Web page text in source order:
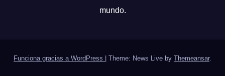
mundo.
Funciona gracias a WordPress | Theme: News Live by Themeansar.